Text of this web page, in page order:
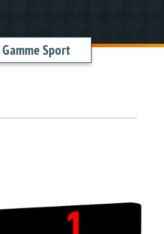
Gamme Sport